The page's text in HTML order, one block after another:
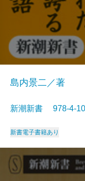
島内景二／著
新潮新書 978-4-
新書電子書籍あり